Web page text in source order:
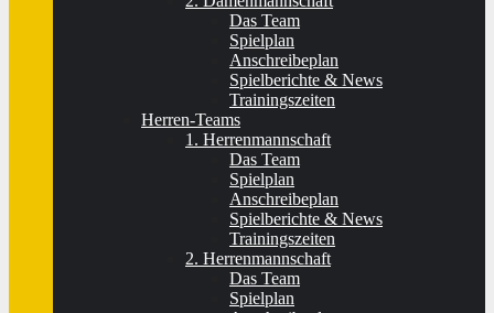
Das Team
Spielplan
Anschreibeplan
Spielberichte & News
Trainingszeiten
Herren-Teams
1. Herrenmannschaft
Das Team
Spielplan
Anschreibeplan
Spielberichte & News
Trainingszeiten
2. Herrenmannschaft
Das Team
Spielplan